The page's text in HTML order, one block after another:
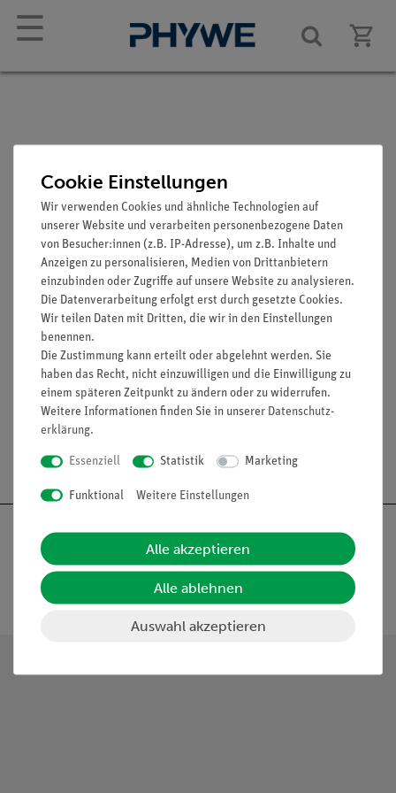
☰
Stahlkugel, d = 13 mm,
10 Stück
Artikel-Nr.: 02464-03
Nach oben
Cookie Einstellungen
Wir verwenden Cookies und ähnliche Technologien auf
unserer Website und verarbeiten personenbezogene Daten
von Besucher:innen (z.B. IP-Adresse), um z.B. Inhalte und
Anzeigen zu personalisieren, Medien von Drittanbietern
einzubinden oder Zugriffe auf unsere Website zu analysieren.
Die Datenverarbeitung erfolgt erst durch gesetzte Cookies.
Wir teilen Daten mit Dritten, die wir in den Einstellungen
benennen.
Die Zustimmung kann erteilt oder abgelehnt werden. Sie
haben das Recht, nicht einzuwilligen und die Einwilligung zu
einem späteren Zeitpunkt zu ändern oder zu widerrufen.
Weitere Informationen finden Sie in unserer Daten­schutz­
erklärung.
Essenziell Statistik Marketing
Funktional Weitere Einstellungen
Alle akzeptieren
Alle ablehnen
Auswahl akzeptieren